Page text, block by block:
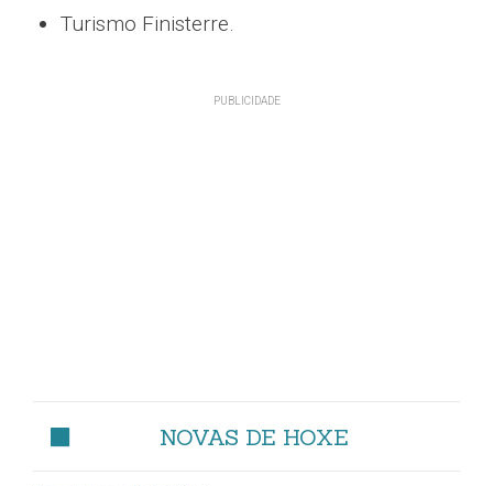
Turismo Finisterre.
NOVAS DE HOXE